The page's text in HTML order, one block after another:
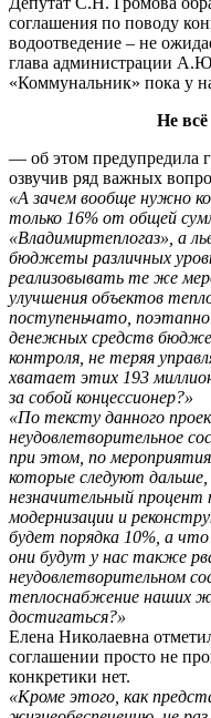
соглашения по поводу
водоотведение – не
глава администрации
«Коммунальник» пока у
Не
— об этом предупредила
озвучив ряд важных
«А зачем вообще нужно
только 16% от общей
«Владимиртеплогаз», а
бюджеты различных
реализовывать те же
улучшения объектов
поступеньчато,
денежных средств
контроля, не теряя
хватает этих 193
за собой концессионер?»
«По тексту данного
неудовлетворительное
при этом, по
которые следуют
незначительный
модернизации и
будет порядка 10%, а
они будут у нас также
неудовлетворительном
теплоснабжение наших
достигаться?»
Елена Николаевна
соглашении просто не
конкретики нет.
«Кроме этого, как